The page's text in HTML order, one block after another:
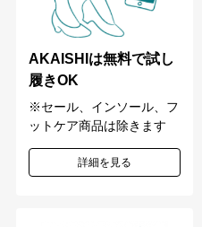
AKAISHIは無料で試し
履きOK
※セール、インソール、フ
ットケア商品は除きます
詳細を見る